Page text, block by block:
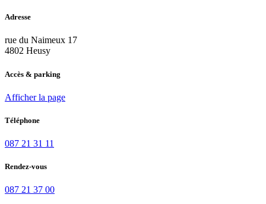
Adresse
rue du Naimeux 17
4802 Heusy
Accès & parking
Afficher la page
Téléphone
087 21 31 11
Rendez-vous
087 21 37 00